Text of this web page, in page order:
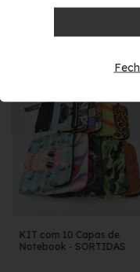
KIT com 10 Capas de
Notebook - SORTIDAS